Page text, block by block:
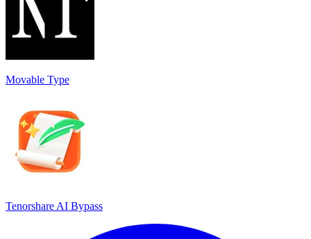
Movable Type
Tenorshare AI Bypass